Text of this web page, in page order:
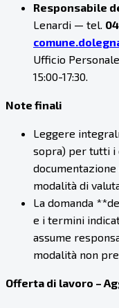
Responsabile
Lenardi — tel.
Ufficio
15:00-17:30.
Note finali
Leggere
sopra) per tutti i
modalità di
La domanda
e i termini
assume
modalità non
Offerta di lavoro –